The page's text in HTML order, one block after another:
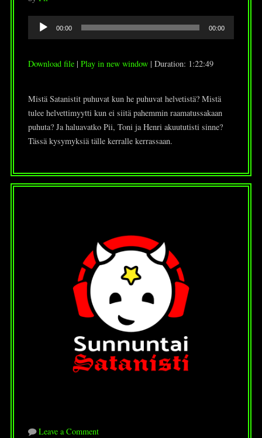
Audio
00:00 00:00
Download file| Play in new window| Duration: 1:22:49
Mistä Satanistit puhuvat kun he puhuvat helvetistä? Mistä
tulee helvettimyytti kun ei siitä pahemmin raamatussakaan
puhuta? Ja haluavatko Pii, Toni ja Henri akuututisti sinne?
Tässä kysymyksiä tälle kerralle kerrassaan.
Leave a Comment